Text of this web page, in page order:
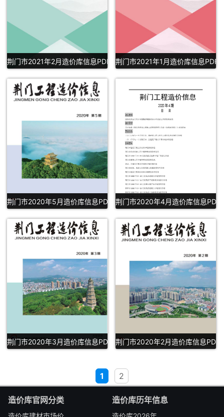
荆门市2021年2月造价库信息PDF下载荆门市2021年1月造价库信息PDF
荆门市2020年5月造价库信息PDF下载荆门市2020年4月造价库信息PDF
荆门市2020年3月造价库信息PDF扫描件下载荆门市2020年2月造价库信息PDF
1 2
造价库官网分类 造价库历年信息